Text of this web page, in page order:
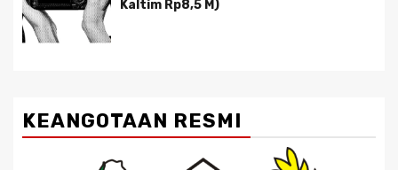
Kaltim Rp8,5 M)
KEANGOTAAN RESMI